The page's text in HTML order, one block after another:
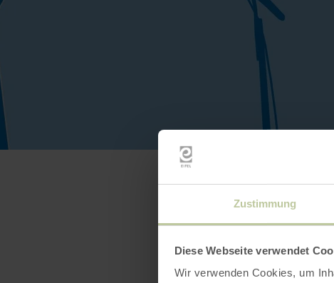
Zustimmung
Diese Webseite verwendet
Wir verwenden Cookies, um